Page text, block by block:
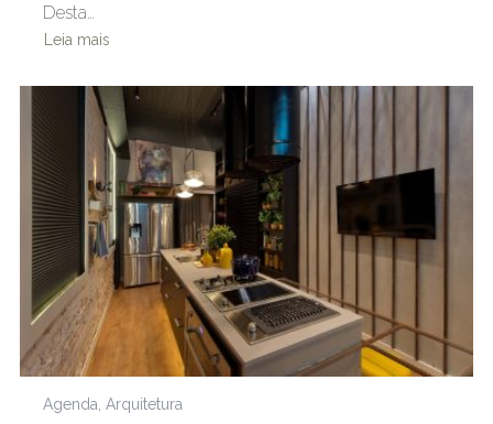
Desta…
Leia mais
Agenda Arquitetura